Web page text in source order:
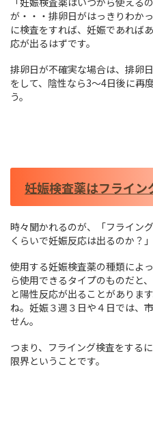
が・・・排卵日がはっきりわか
に検査をすれば、妊娠であれば
応が出るはずです。
排卵日が不確実な場合は、排卵
をして、陰性なら3～4日後に再
う。
妊娠検査薬はフライン
時々聞かれるのが、「フライン
くらいで妊娠反応は出るのか？」
使用する妊娠検査薬の種類によ
ら使用できるタイプのものだと
と陽性反応が出ることがありま
ね。妊娠３週３日や４日では、
せん。
つまり、フライング検査をする
限界ということです。